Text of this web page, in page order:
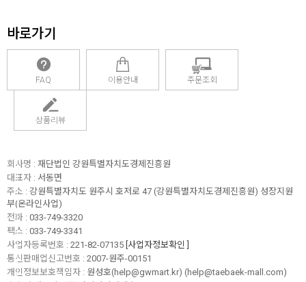
바로가기
FAQ 이용안내 주문조회
상품리뷰
회사명 : 재단법인 강원특별자치도경제진흥원
대표자 : 서동면
주소 : 강원특별자치도 원주시 호저로 47 (강원특별자치도경제진흥원) 성장지원
부(온라인사업)
전화 : 033-749-3320
팩스 : 033-749-3341
사업자등록번호 : 221-82-07135 [사업자정보확인 ]
통신판매업신고번호 : 2007-원주-00151
개인정보보호책임자 : 원성호(help@gwmart.kr) (help@taebaek-mall.com)